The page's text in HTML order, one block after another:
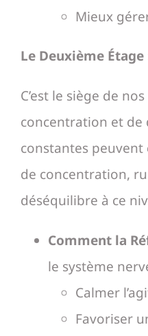
Mieux
Le Deuxième
C’est le siège de
concentration et de
constantes
de concentration,
déséquilibre à ce
Comment la
le système
Calmer
Favoriser